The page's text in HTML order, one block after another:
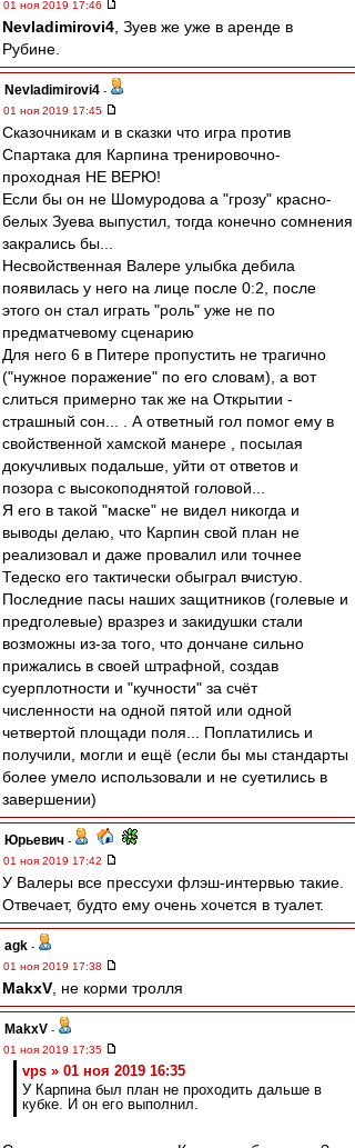
01 ноя 2019 17:46
Nevladimirovi4 , Зуев же уже в аренде в
Рубине.
Nevladimirovi4 -
01 ноя 2019 17:45
Сказочникам и в сказки что игра против
Спартака для Карпина тренировочно-
проходная НЕ ВЕРЮ!
Если бы он не Шомуродова а "грозу" красно-
белых Зуева выпустил, тогда конечно сомнения
закрались бы...
Несвойственная Валере улыбка дебила
появилась у него на лице после 0:2, после
этого он стал играть "роль" уже не по
предматчевому сценарию
Для него 6 в Питере пропустить не трагично
("нужное поражение" по его словам), а вот
слиться примерно так же на Открытии -
страшный сон... . А ответный гол помог ему в
свойственной хамской манере , посылая
докучливых подальше, уйти от ответов и
позора с высокоподнятой головой...
Я его в такой "маске" не видел никогда и
выводы делаю, что Карпин свой план не
реализовал и даже провалил или точнее
Тедеско его тактически обыграл вчистую.
Последние пасы наших защитников (голевые и
предголевые) вразрез и закидушки стали
возможны из-за того, что дончане сильно
прижались в своей штрафной, создав
суерплотности и "кучности" за счёт
численности на одной пятой или одной
четвертой площади поля... Поплатились и
получили, могли и ещё (если бы мы стандарты
более умело использовали и не суетились в
завершении)
Юрьевич -
01 ноя 2019 17:42
У Валеры все прессухи флэш-интервью такие.
Отвечает, будто ему очень хочется в туалет.
agk -
01 ноя 2019 17:38
MakxV , не корми тролля
MakxV -
01 ноя 2019 17:35
vps » 01 ноя 2019 16:35
У Карпина был план не проходить дальше в
кубке. И он его выполнил.